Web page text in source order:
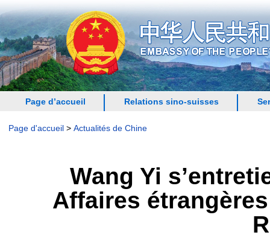
Page d’accueil Relations sino-suisses
Page d'accueil > Actualités de Chine
Wang Yi
Affaires